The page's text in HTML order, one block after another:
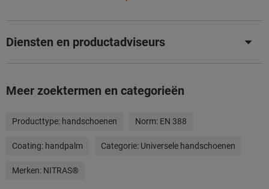
Diensten en productadviseurs
Meer zoektermen en categorieën
Producttype: handschoenen Norm: EN 388
Coating: handpalm Categorie: Universele handschoenen
Merken: NITRAS®